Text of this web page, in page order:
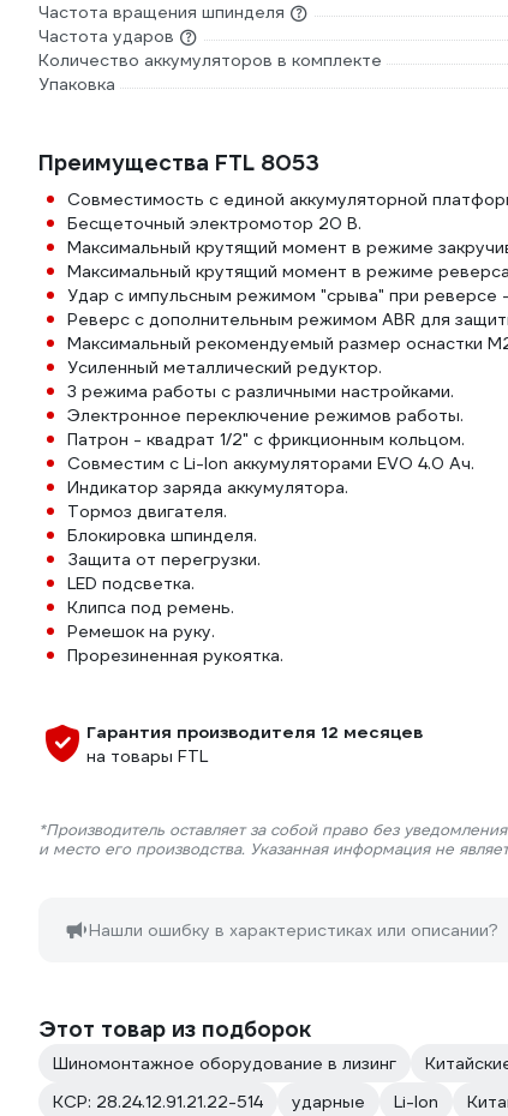
Частота вращения шпинделя
Частота ударов
Количество аккумуляторов в комплекте
Упаковка
Преимущества FTL 8053
Совместимость с единой аккумуляторной
Бесщеточный электромотор 20 В.
Максимальный крутящий момент в режиме
Максимальный крутящий момент в режиме
Удар с импульсным режимом "срыва" при реверсе
Реверс с дополнительным режимом ABR для
Максимальный рекомендуемый размер оснастки
Усиленный металлический редуктор.
3 режима работы с различными настройками.
Электронное переключение режимов работы.
Патрон - квадрат 1/2" с фрикционным кольцом.
Совместим с Li-Ion аккумуляторами EVO 4.0 Ач.
Индикатор заряда аккумулятора.
Тормоз двигателя.
Блокировка шпинделя.
Защита от перегрузки.
LED подсветка.
Клипса под ремень.
Ремешок на руку.
Прорезиненная рукоятка.
Гарантия производителя 12 месяцев
на товары FTL
*Производитель оставляет за собой право без
и место его производства. Указанная информация не
Нашли ошибку в характеристиках или описании?
Этот товар из подборок
Шиномонтажное оборудование в лизинг
КСР: 28.24.12.91.21.22-514
ударные Li-Ion